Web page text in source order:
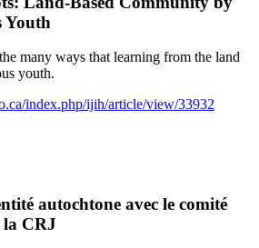
Youth
many ways that learning from the land
youth.
index.php/ijih/article/view/33932
autochtone avec le comité
la CRJ